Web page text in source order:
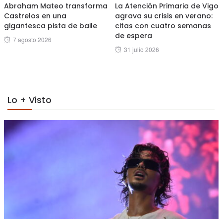
Abraham Mateo transforma
Castrelos en una
gigantesca pista de baile
Posted
7 agosto 2026
La Atención Primaria de Vigo
agrava su crisis en verano:
citas con cuatro semanas
de espera
Posted
31 julio 2026
Lo + Visto